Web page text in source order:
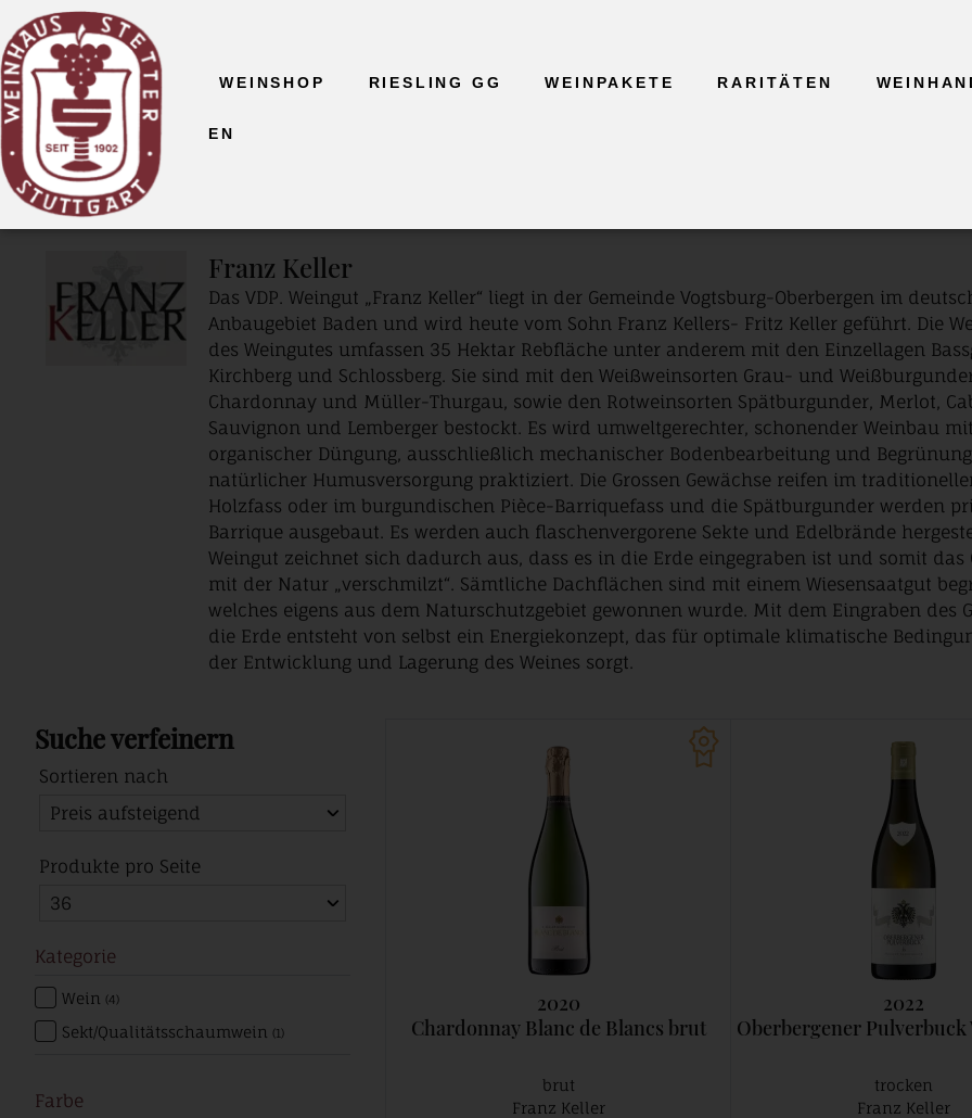
WEINSHOP RIESLING GG WEINPAKETE RARITÄTEN
EN
Franz Keller
Das VDP. Weingut „Franz Keller“ liegt in der Gemeinde Vogtsburg-Oberbergen im
Anbaugebiet Baden und wird heute vom Sohn Franz Kellers- Fritz Keller geführt. Die
des Weingutes umfassen 35 Hektar Rebfläche unter anderem mit den Einzellagen
Kirchberg und Schlossberg. Sie sind mit den Weißweinsorten Grau- und
Chardonnay und Müller-Thurgau, sowie den Rotweinsorten Spätburgunder, Merlot,
Sauvignon und Lemberger bestockt. Es wird umweltgerechter, schonender Weinbau mit
organischer Düngung, ausschließlich mechanischer Bodenbearbeitung und
natürlicher Humusversorgung praktiziert. Die Grossen Gewächse reifen im
Holzfass oder im burgundischen Pièce-Barriquefass und die Spätburgunder werden
Barrique ausgebaut. Es werden auch flaschenvergorene Sekte und Edelbrände
Weingut zeichnet sich dadurch aus, dass es in die Erde eingegraben ist und somit das
mit der Natur „verschmilzt“. Sämtliche Dachflächen sind mit einem Wiesensaatgut
welches eigens aus dem Naturschutzgebiet gewonnen wurde. Mit dem Eingraben des
die Erde entsteht von selbst ein Energiekonzept, das für optimale klimatische
der Entwicklung und Lagerung des Weines sorgt.
Suche verfeinern
Sortieren nach
Produkte pro Seite
Kategorie
Wein (4)
Sekt/Qualitätsschaumwein (1)
Farbe
2020
Chardonnay Blanc de Blancs brut
brut
Franz Keller
2022
Oberbergener Pulverbuck
trocken
Franz Keller